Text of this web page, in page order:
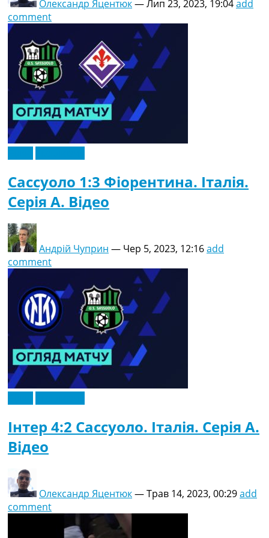
Олександр Яцентюк—Лип 23, 2023, 19:04add
comment
Сассуоло 1:3 Фіорентина. Італія.
Серія A. Відео
Андрій Чуприн — Чер 5, 2023, 12:16add
comment
Інтер 4:2 Сассуоло. Італія. Серія A.
Відео
Олександр Яцентюк—Трав 14, 2023, 00:29add
comment